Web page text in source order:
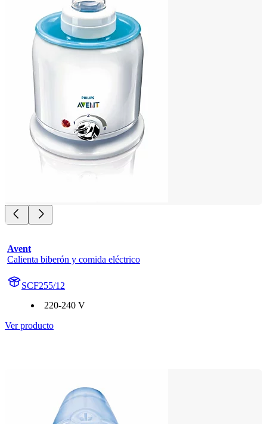
Avent
Calienta biberón y comida eléctrico
SCF255/12
220-240 V
Ver producto